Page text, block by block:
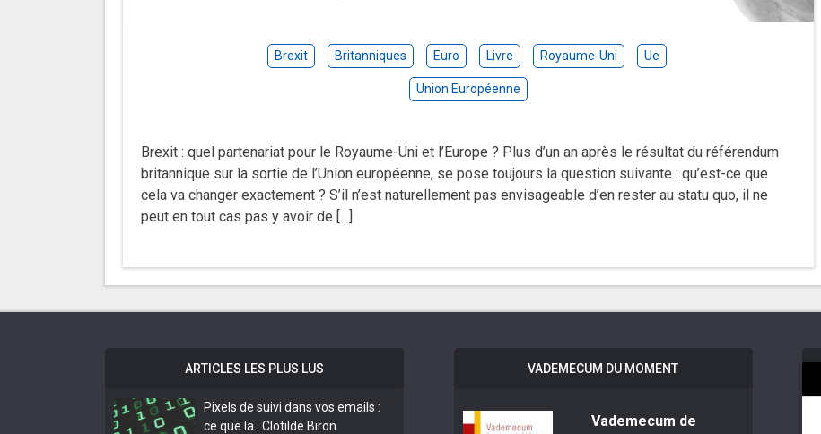
Brexit Britanniques Euro Livre Royaume-Uni Ue
Union Européenne
Brexit : quel partenariat pour le Royaume-Uni et l’Europe ? Plus d’un an après le résultat du référendum
britannique sur la sortie de l’Union européenne, se pose toujours la question suivante : qu’est-ce que
cela va changer exactement ? S’il n’est naturellement pas envisageable d’en rester au statu quo, il ne
peut en tout cas pas y avoir de […]
ARTICLES LES PLUS LUS
Pixels de suivi dans vos emails :
ce que la… Clotilde Biron
VADEMECUM DU MOMENT
Vademecum de